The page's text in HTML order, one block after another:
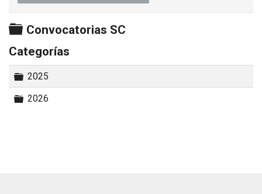
Carpeta
Convocatorias SC
Categorías
Carpeta
2025
Carpeta
2026